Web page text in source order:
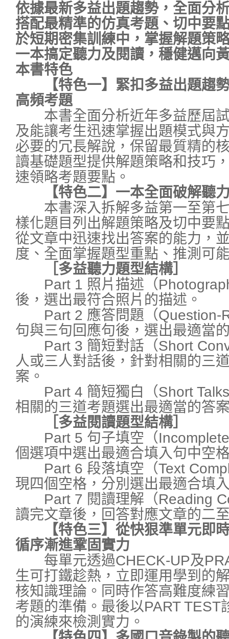
依據最新多益出題趨勢，全面分
搭配最精準的仿真考題、切中要
於短期密集訓練中，掌握解題策
一本搞定聽力及閱讀，穩健邁向
本書特色
【特色一】緊扣多益出題趨勢
高頻考題
本書全面分析近年多益歷屆試
及能讓考生迅速掌握出題模式與
必要的冗長解說，保留最質精的
讀基礎題型提供解題策略和技巧
速領略考題要點。
【特色二】一本全面破解聽力
本書深入拆解多益第一至第七
樣化題目列出解題策略及切中要
從文章中迅速找出答案的能力，
度、全面掌握題型重點、推測可
［多益聽力題型結構］
Part 1 照片描述（
後，選出最符合照片的描述。
Part 2 應答問題（Question-
句與三句回應句後，選出最適當
Part 3 簡短對話（Short
人或三人對話後，針對相關的三
案。
Part 4 簡短獨白（Short
相關的三道考題選出最適當的答
［多益閱讀題型結構］
Part 5 句子填空（
個選項中選出最適合填入句中空
Part 6 段落填空（Text
現四個空格，分別選出最適合填
Part 7 閱讀理解（Reading
讀完文章後，回答對應文章的二
【特色三】從快狠準單元即時
循序漸進鞏固實力
每單元透過CHECK-UP及
生可打鐵趁熱，立即運用學到的
核知識理論。同時作答高難度練
考題的準備。最後以PART TEST
的演練來檢測實力。